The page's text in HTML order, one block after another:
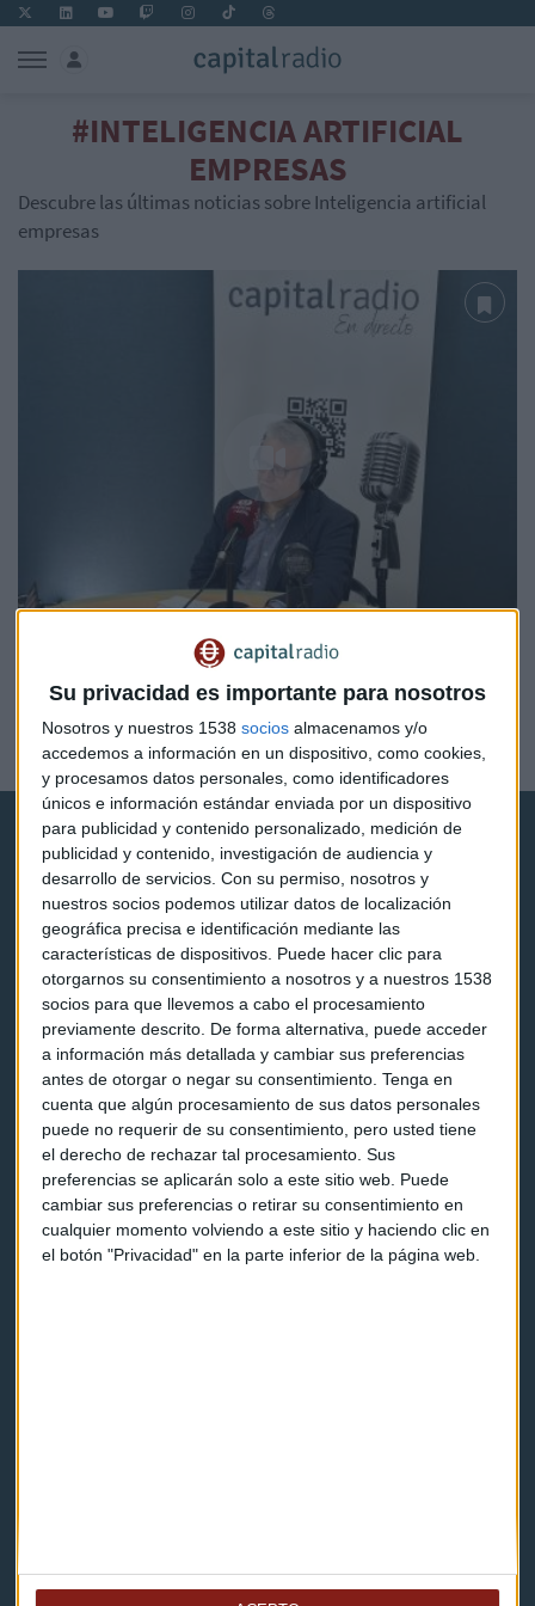
Su privacidad es importante para nosotros
Nosotros y nuestros 1538 socios almacenamos y/o
accedemos a información en un dispositivo, como cookies,
y procesamos datos personales, como identificadores
únicos e información estándar enviada por un dispositivo
para publicidad y contenido personalizado, medición de
publicidad y contenido, investigación de audiencia y
desarrollo de servicios. Con su permiso, nosotros y
nuestros socios podemos utilizar datos de localización
geográfica precisa e identificación mediante las
características de dispositivos. Puede hacer clic para
otorgarnos su consentimiento a nosotros y a nuestros 1538
socios para que llevemos a cabo el procesamiento
previamente descrito. De forma alternativa, puede acceder
a información más detallada y cambiar sus preferencias
antes de otorgar o negar su consentimiento. Tenga en
cuenta que algún procesamiento de sus datos personales
puede no requerir de su consentimiento, pero usted tiene
el derecho de rechazar tal procesamiento. Sus
preferencias se aplicarán solo a este sitio web. Puede
cambiar sus preferencias o retirar su consentimiento en
cualquier momento volviendo a este sitio y haciendo clic en
el botón "Privacidad" en la parte inferior de la página web.
#INTELIGENCIA ARTIFICIAL
EMPRESAS
Descubre las últimas noticias sobre Inteligencia artificial
empresas
II BARÓMETRO IA Y TALENTO
La empresa española recibe un aprobado "raspado"
en la adopción de IA
Xelena Niedbala
Capital Radio
Noticias
Eventos
Consultorios
Programas y podcasts
Contacto & Legal